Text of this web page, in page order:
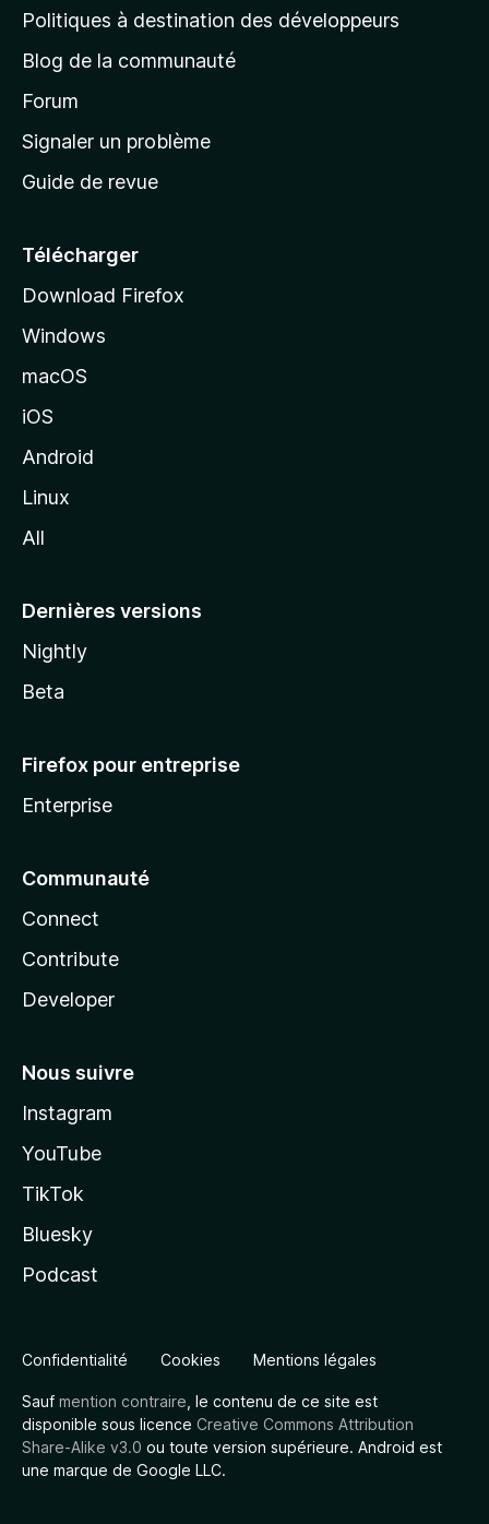
g
d
a
c
e
l
d
o
z
l
Politiques à destination des développeurs
Blog de la communauté
Forum
Signaler un problème
Guide de revue
Télécharger
Download Firefox
Windows
macOS
iOS
Android
Linux
All
Dernières versions
Nightly
Beta
Firefox pour entreprise
Enterprise
Communauté
Connect
Contribute
Developer
Nous suivre
Instagram
YouTube
TikTok
Bluesky
Podcast
Confidentialité Cookies Mentions légales
Sauf mention contraire , le contenu de ce site est
disponible sous licence Creative Commons Attribution
Share-Alike v3.0 ou toute version supérieure. Android est
une marque de Google LLC.